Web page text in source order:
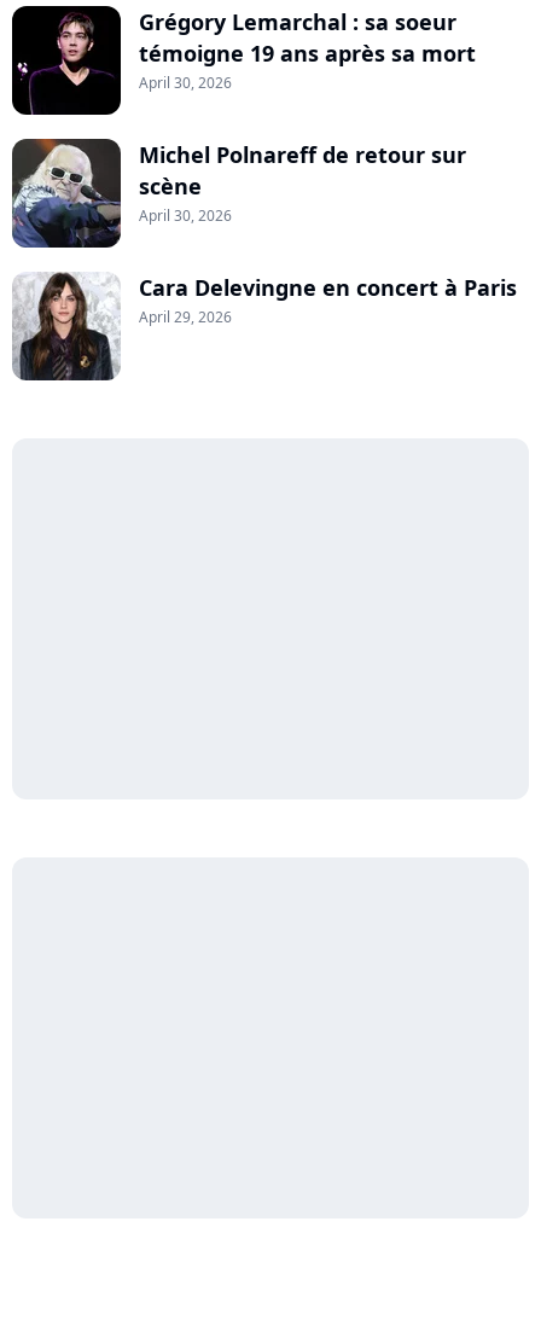
Grégory Lemarchal : sa soeur
témoigne 19 ans après sa mort
April 30, 2026
Michel Polnareff de retour sur
scène
April 30, 2026
Cara Delevingne en concert à Paris
April 29, 2026